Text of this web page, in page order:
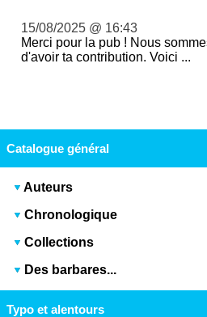
15/08/2025 @ 16:43
Merci pour la pub ! Nous
d'avoir ta contribution. Voici ...
Catalogue général
Auteurs
Chronologique
Collections
Des barbares...
Typo et alentours